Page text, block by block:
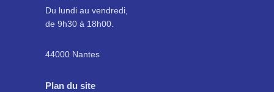
Du lundi au vendredi,
de 9h30 à 18h00.
44000 Nantes
Plan du site